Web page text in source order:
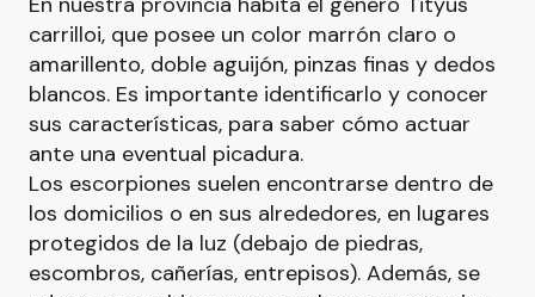
carrilloi, que posee un color marrón claro o
amarillento, doble aguijón, pinzas finas y dedos
blancos. Es importante identificarlo y conocer
sus características, para saber cómo actuar
ante una eventual picadura.
Los escorpiones suelen encontrarse dentro de
los domicilios o en sus alrededores, en lugares
protegidos de la luz (debajo de piedras,
escombros, cañerías, entrepisos). Además, se